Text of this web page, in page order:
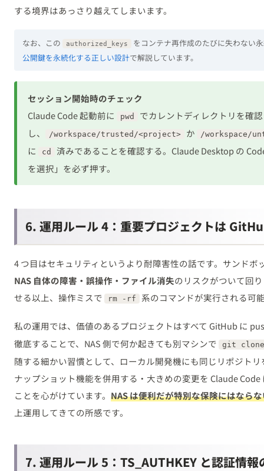
する境界はあっさり越えてしまいます。
なお、この authorized_keys
をコンテナ再作成のたびに失わない
公開鍵を永続化する正しい設計で解説しています。
セッション開始時のチェック
Claude Code 起動前に
pwd
でカレントディレクトリを確認
し、
/workspace/trusted/<project> か /workspace/
に cd
済みであることを確認する。Claude Desktop の
を選択」を必ず押す。
6. 運用ルール 4：重要プロジェクトは
4 つ目はセキュリティというより耐障害性の話です。サンドボ
NAS 自体の障害・誤操作・ファイル消失のリスクがついて回
せる以上、操作ミスで
rm -rf 系のコマンドが実行される可
私の運用では、価値のあるプロジェクトはすべて GitHub に
徹底することで、NAS 側で何か起きても別マシンで
git clone
随する細かい習慣として、ローカル開発機にも同じリポジト
ナップショット機能を併用する・大きめの変更を Claude
ことを心がけています。 NAS は便利だが特別な保険にはなら
上運用してきての所感です。
7. 運用ルール 5：TS_AUTHKEY と認証情報